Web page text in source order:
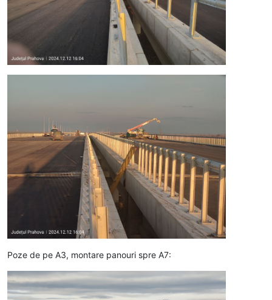
Poze de pe A3, montare panouri spre A7: